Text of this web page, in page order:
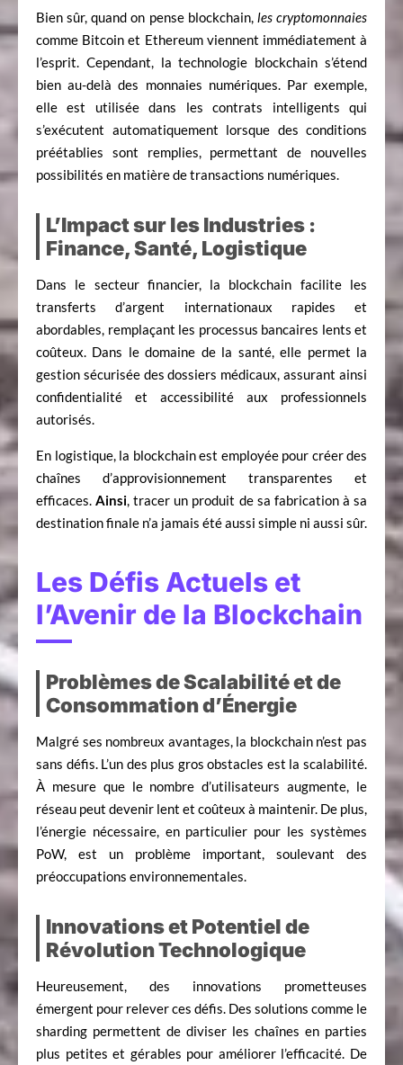
Bien sûr, quand on pense blockchain, les cryptomonnaies
comme Bitcoin et Ethereum viennent immédiatement à
l’esprit. Cependant, la technologie blockchain s’étend
bien au-delà des monnaies numériques. Par exemple,
elle est utilisée dans les contrats intelligents qui
s’exécutent automatiquement lorsque des conditions
préétablies sont remplies, permettant de nouvelles
possibilités en matière de transactions numériques.
L’Impact sur les Industries :
Finance, Santé, Logistique
Dans le secteur financier, la blockchain facilite les
transferts d’argent internationaux rapides et
abordables, remplaçant les processus bancaires lents et
coûteux. Dans le domaine de la santé, elle permet la
gestion sécurisée des dossiers médicaux, assurant ainsi
confidentialité et accessibilité aux professionnels
autorisés.
En logistique, la blockchain est employée pour créer des
chaînes d’approvisionnement transparentes et
efficaces.Ainsi, tracer un produit de sa fabrication à sa
destination finale n’a jamais été aussi simple ni aussi sûr.
Les Défis Actuels et
l’Avenir de la Blockchain
Problèmes de Scalabilité et de
Consommation d’Énergie
Malgré ses nombreux avantages, la blockchain n’est pas
sans défis. L’un des plus gros obstacles est la scalabilité.
À mesure que le nombre d’utilisateurs augmente, le
réseau peut devenir lent et coûteux à maintenir. De plus,
l’énergie nécessaire, en particulier pour les systèmes
PoW, est un problème important, soulevant des
préoccupations environnementales.
Innovations et Potentiel de
Révolution Technologique
Heureusement, des innovations prometteuses
émergent pour relever ces défis. Des solutions comme le
sharding permettent de diviser les chaînes en parties
plus petites et gérables pour améliorer l’efficacité. De